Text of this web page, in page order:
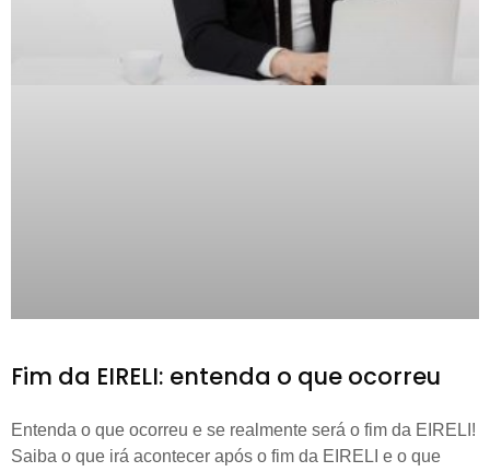
Fim da EIRELI: entenda o que ocorreu
Entenda o que ocorreu e se realmente será o fim da EIRELI!
Saiba o que irá acontecer após o fim da EIRELI e o que